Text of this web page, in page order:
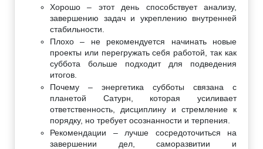
Хорошо – этот день способствует анализу,
завершению задач и укреплению внутренней
стабильности.
Плохо – не рекомендуется начинать новые
проекты или перегружать себя работой, так как
суббота больше подходит для подведения
итогов.
Почему – энергетика субботы связана с
планетой Сатурн, которая усиливает
ответственность, дисциплину и стремление к
порядку, но требует осознанности и терпения.
Рекомендации – лучше сосредоточиться на
завершении дел, саморазвитии и